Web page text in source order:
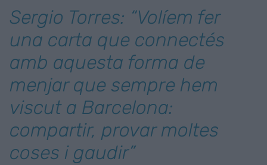
Sergio Torres: “Volíem fer
una carta que connectés
amb aquesta forma de
menjar que sempre hem
viscut a Barcelona:
compartir, provar moltes
coses i gaudir”